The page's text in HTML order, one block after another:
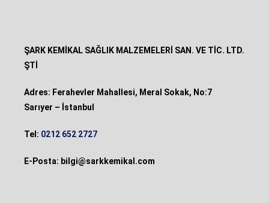
ŞARK KEMİKAL SAĞLIK MALZEMELERİ SAN. VE TİC. LTD.
ŞTİ
Adres: Ferahevler Mahallesi, Meral Sokak, No:7
Sarıyer – İstanbul
Tel: 0212 652 2727
E-Posta: bilgi@sarkkemikal.com